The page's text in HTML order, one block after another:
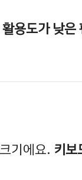
활용도가 낮은
기에요. 키보